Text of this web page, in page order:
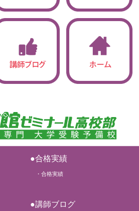
●合格実績
・合格実績
●講師ブログ